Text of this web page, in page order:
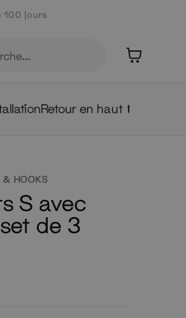
100 jours
Retour en haut ⭡
& HOOKS
S avec
de 3